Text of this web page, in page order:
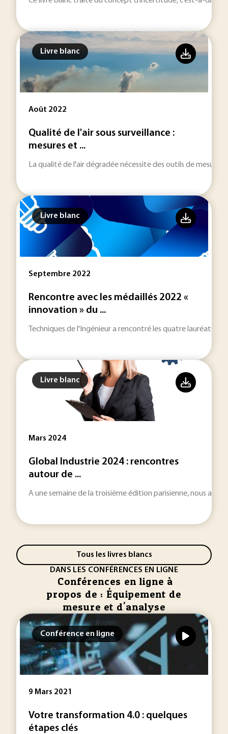
Livre blanc
Août 2022
Qualité de l'air sous surveillance :
mesures et ...
La qualité de l'air dégradée nécessite des outils de
Livre blanc
Septembre 2022
Rencontre avec les médaillés 2022 «
innovation » du ...
Techniques de l'Ingénieur a rencontré les quatre lauréats
Livre blanc
Mars 2024
Global Industrie 2024 : rencontres
autour de ...
A une semaine de la troisième édition parisienne, nous
Tous les livres blancs
DANS LES CONFÉRENCES EN LIGNE
Conférences en ligne à
propos de : Équipement de
mesure et d'analyse
Conférence en ligne
9 Mars 2021
Votre transformation 4.0 : quelques
étapes clés